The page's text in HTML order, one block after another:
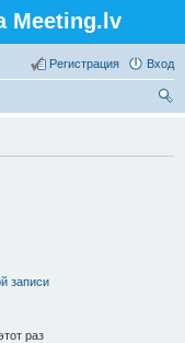
Meeting.lv
Вход
Регистрация
записи
раз